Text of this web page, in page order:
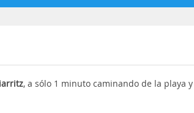
, a sólo 1 minuto caminando de la playa